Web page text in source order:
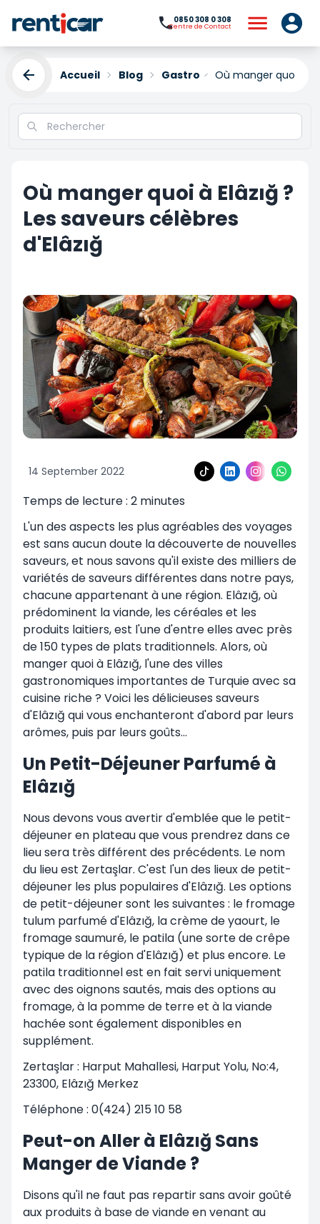
0850 308 0 308
Centre de Contact
Accueil Blog Gastro Où manger quoi à
Où manger quoi à Elâzığ ?
Les saveurs célèbres
d'Elâzığ
14 September 2022
Temps de lecture : 2 minutes
L'un des aspects les plus agréables des voyages
est sans aucun doute la découverte de nouvelles
saveurs, et nous savons qu'il existe des milliers de
variétés de saveurs différentes dans notre pays,
chacune appartenant à une région. Elâzığ, où
prédominent la viande, les céréales et les
produits laitiers, est l'une d'entre elles avec près
de 150 types de plats traditionnels. Alors, où
manger quoi à Elâzığ, l'une des villes
gastronomiques importantes de Turquie avec sa
cuisine riche ? Voici les délicieuses saveurs
d'Elâzığ qui vous enchanteront d'abord par leurs
arômes, puis par leurs goûts…
Un Petit-Déjeuner Parfumé à
Elâzığ
Nous devons vous avertir d'emblée que le petit-
déjeuner en plateau que vous prendrez dans ce
lieu sera très différent des précédents. Le nom
du lieu est Zertaşlar. C'est l'un des lieux de petit-
déjeuner les plus populaires d'Elâzığ. Les options
de petit-déjeuner sont les suivantes : le fromage
tulum parfumé d'Elâzığ, la crème de yaourt, le
fromage saumuré, le patila (une sorte de crêpe
typique de la région d'Elâzığ) et plus encore. Le
patila traditionnel est en fait servi uniquement
avec des oignons sautés, mais des options au
fromage, à la pomme de terre et à la viande
hachée sont également disponibles en
supplément.
Zertaşlar : Harput Mahallesi, Harput Yolu, No:4,
23300, Elâzığ Merkez
Téléphone : 0(424) 215 10 58
Peut-on Aller à Elâzığ Sans
Manger de Viande ?
Disons qu'il ne faut pas repartir sans avoir goûté
aux produits à base de viande en venant au